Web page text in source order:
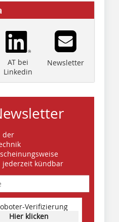
AT bei
Linkedin
Newsletter
der
jederzeit kündbar
Verifizierung
Hier klicken